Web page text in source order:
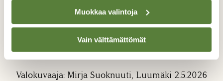
Muokkaa valintoja
Vain välttämättömät
Kultainen haavanlehti
Menneen syksyn viimeiset haavanlehdet
tekevät tilaa saapuneelle keväälle ja
uudellee elämälle.
Valokuvaaja: Mirja Suoknuuti, Luumäki 2.5.2026